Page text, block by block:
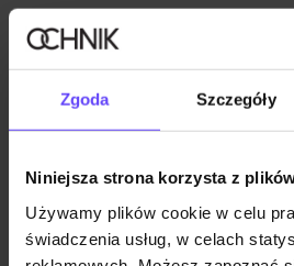
Zgoda Szczegóły
Niniejsza strona korzysta z
Używamy plików cookie w celu
świadczenia usług, w celach
PREZENT NA
ŚWIĘTA DLA
MĘŻCZYZNY.
WYBIERZ SWOJĄ
ULUBIONĄ
INSPIRACJĘ!
Akcesoria | 05.12.2022